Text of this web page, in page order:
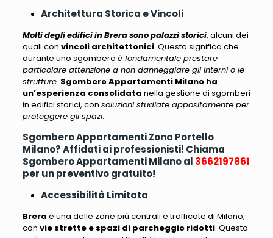
Architettura Storica e Vincoli
Molti degli edifici in Brera sono palazzi storici, alcuni dei
quali con vincoli architettonici. Questo significa che
durante uno sgombero è fondamentale prestare
particolare attenzione a non danneggiare gli interni o le
strutture. Sgombero Appartamenti Milano ha
un’esperienza consolidata nella gestione di sgomberi
in edifici storici, con soluzioni studiate appositamente per
proteggere gli spazi.
Sgombero Appartamenti Zona Portello
Milano? Affidati ai professionisti! Chiama
Sgombero Appartamenti Milano al 3662197861
per un preventivo gratuito!
Accessibilità Limitata
Brera è una delle zone più centrali e trafficate di Milano,
con vie strette e spazi di parcheggio ridotti. Questo